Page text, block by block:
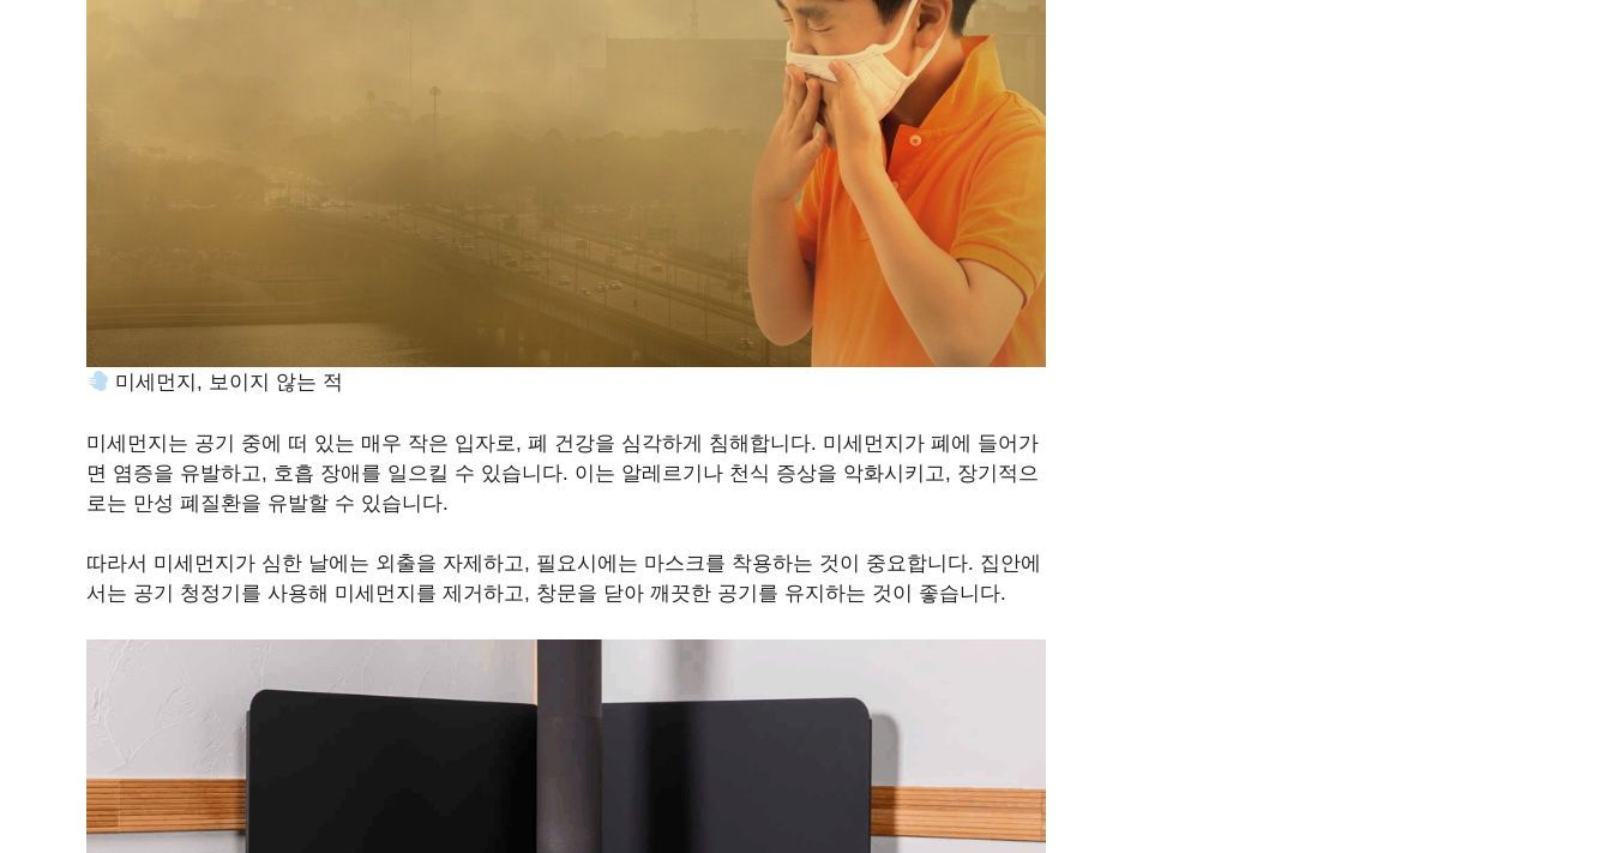
미세먼지, 보이지 않는 적
미세먼지는 공기 중에 떠 있는 매우 작은 입자로, 폐 건강을 심각하게 침해합니다. 미세먼지가 폐에 들어가
면 염증을 유발하고, 호흡 장애를 일으킬 수 있습니다. 이는 알레르기나 천식 증상을 악화시키고, 장기적으
로는 만성 폐질환을 유발할 수 있습니다.
따라서 미세먼지가 심한 날에는 외출을 자제하고, 필요시에는 마스크를 착용하는 것이 중요합니다. 집안에
서는 공기 청정기를 사용해 미세먼지를 제거하고, 창문을 닫아 깨끗한 공기를 유지하는 것이 좋습니다.